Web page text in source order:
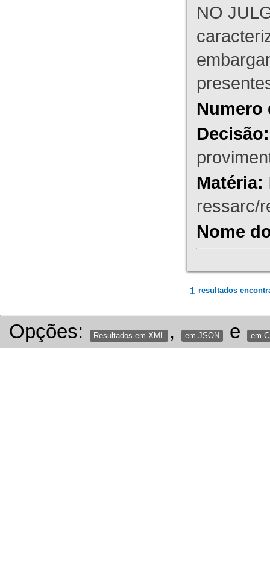
NO
Numero
Decisão:
Matéria:
ressarc/
Nome
1 resultados
Opções: Resultados em XML , em JSON e em